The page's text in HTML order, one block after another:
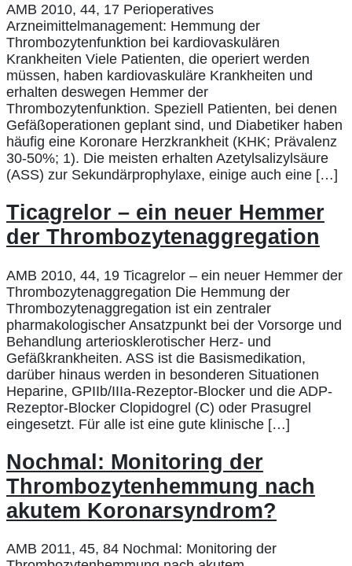
AMB 2010, 44, 17 Perioperatives
Arzneimittelmanagement: Hemmung der
Thrombozytenfunktion bei kardiovaskulären
Krankheiten Viele Patienten, die operiert werden
müssen, haben kardiovaskuläre Krankheiten und
erhalten deswegen Hemmer der
Thrombozytenfunktion. Speziell Patienten, bei denen
Gefäßoperationen geplant sind, und Diabetiker haben
häufig eine Koronare Herzkrankheit (KHK; Prävalenz
30-50%; 1). Die meisten erhalten Azetylsalizylsäure
(ASS) zur Sekundärprophylaxe, einige auch eine […]
Ticagrelor – ein neuer Hemmer
der Thrombozytenaggregation
AMB 2010, 44, 19 Ticagrelor – ein neuer Hemmer der
Thrombozytenaggregation Die Hemmung der
Thrombozytenaggregation ist ein zentraler
pharmakologischer Ansatzpunkt bei der Vorsorge und
Behandlung arteriosklerotischer Herz- und
Gefäßkrankheiten. ASS ist die Basismedikation,
darüber hinaus werden in besonderen Situationen
Heparine, GPIIb/IIIa-Rezeptor-Blocker und die ADP-
Rezeptor-Blocker Clopidogrel (C) oder Prasugrel
eingesetzt. Für alle ist eine gute klinische […]
Nochmal: Monitoring der
Thrombozytenhemmung nach
akutem Koronarsyndrom?
AMB 2011, 45, 84 Nochmal: Monitoring der